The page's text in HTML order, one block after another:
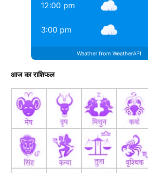
12:00 pm
3:00 pm
Weather from WeatherAPI
आज का राशिफल